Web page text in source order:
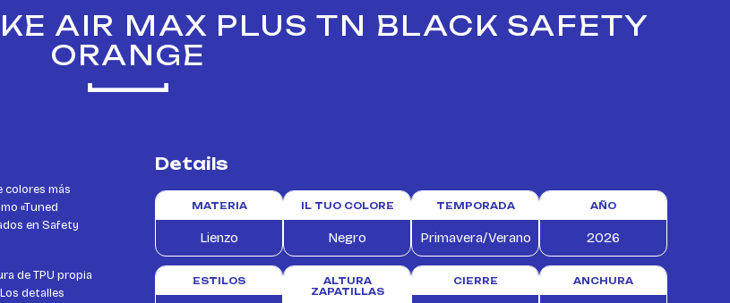
AIR MAX PLUS TN BLACK SAFETY
ORANGE
colores más
«Tuned
en Safety
de TPU propia
detalles
Details
MATERIA
Lienzo
IL TUO COLORE
Negro
TEMPORADA
Primavera/Verano
AÑO
2026
ESTILOS
ALTURA
ZAPATILLAS
CIERRE ANCHURA